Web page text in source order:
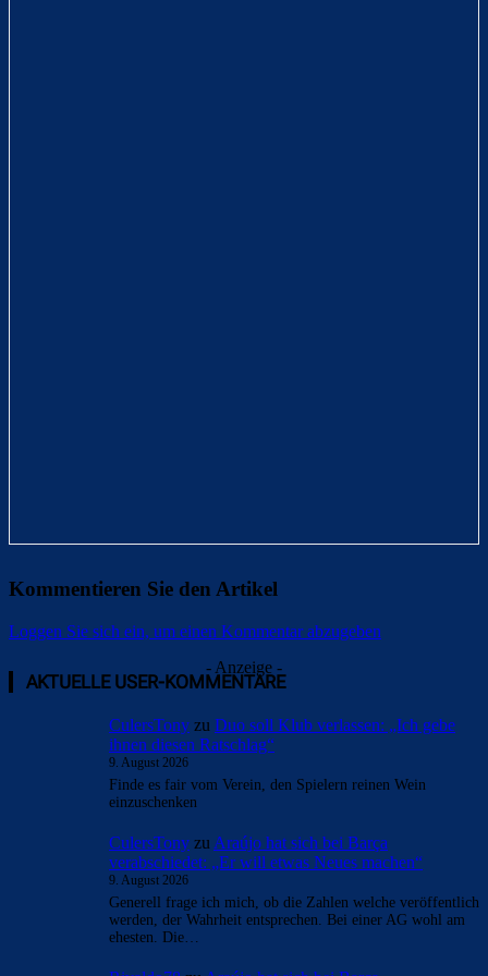
Kommentieren Sie den Artikel
Loggen Sie sich ein, um einen Kommentar abzugeben